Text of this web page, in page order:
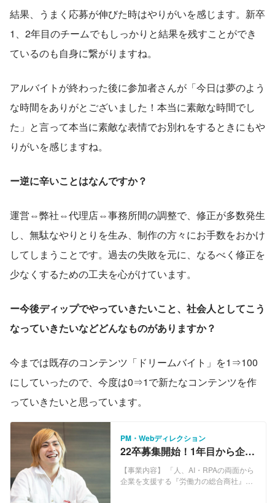
結果、うまく応募が伸びた時はやりがいを感じます。新卒
1、2年目のチームでもしっかりと結果を残すことができ
ているのも自身に繋がりますね。
アルバイトが終わった後に参加者さんが「今日は夢のよう
な時間をありがとございました！本当に素敵な時間でし
た」と言って本当に素敵な表情でお別れをするときにもや
りがいを感じますね。
ー逆に辛いことはなんですか？
運営⇔弊社⇔代理店⇔事務所間の調整で、修正が多数発生
し、無駄なやりとりを生み、制作の方々にお手数をおかけ
してしまうことです。過去の失敗を元に、なるべく修正を
少なくするための工夫を心がけています。
ー今後ディップでやっていきたいこと、社会人としてこう
なっていきたいなどどんなものがありますか？
今までは既存のコンテンツ「ドリームバイト」を1⇒100
にしていったので、今度は0⇒1で新たなコンテンツを作
っていきたいと思っています。
PM・Webディレクション
22卒募集開始！1年目から企画
職！バイトルのディレクター
やりたい学生募集！
【事業内容】 「人、AI・RPAの両面から
企業を支援する『労働力の総合商社』